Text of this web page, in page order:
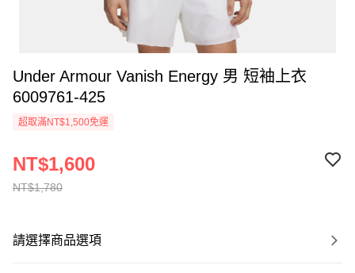
Under Armour Vanish Energy 男 短袖上衣
6009761-425
超取滿NT$1,500免運
NT$1,780
NT$1,600
請選擇商品選項